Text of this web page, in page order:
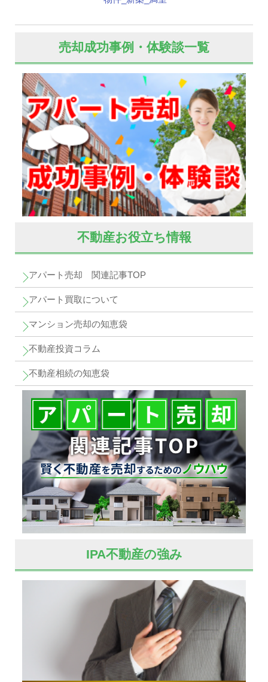
売却成功事例・体験談一覧
不動産お役立ち情報
アパート売却 関連記事TOP
アパート買取について
マンション売却の知恵袋
不動産投資コラム
不動産相続の知恵袋
IPA不動産の強み